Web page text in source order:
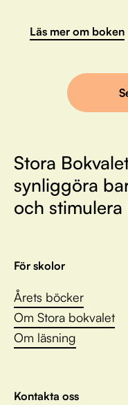
Läs mer om boken
Stora
synliggöra
och stimulera
För skolor
Årets böcker
Om Stora bokvalet
Om läsning
Kontakta oss